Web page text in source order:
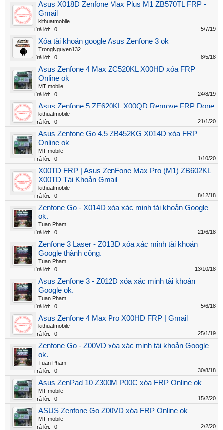
Asus X018D Zenfone Max Plus M1 ZB570TL FRP -
Gmail
kithuatmobile
Trả lời:
0 5/7/19
Xóa tài khoản google Asus Zenfone 3 ok
TrongNguyen132
Trả lời:
0 8/5/18
Asus Zenfone 4 Max ZC520KL X00HD xóa FRP
Online ok
MT mobile
Trả lời:
0 24/8/19
Asus Zenfone 5 ZE620KL X00QD Remove FRP Done
kithuatmobile
Trả lời:
0 21/1/20
Asus Zenfone Go 4.5 ZB452KG X014D xóa FRP
Online ok
MT mobile
Trả lời:
0 1/10/20
X00TD FRP | Asus ZenFone Max Pro (M1) ZB602KL
X00TD Tài Khoản Gmail
kithuatmobile
Trả lời:
0 8/12/18
Zenfone Go - X014D xóa xác minh tài khoản Google
ok.
Tuan Pham
Trả lời:
0 21/6/18
Zenfone 3 Laser - Z01BD xóa xác minh tài khoản
Google thành công.
Tuan Pham
Trả lời:
0 13/10/18
Asus Zenfone 3 - Z012D xóa xác minh tài khoản
Google ok.
Tuan Pham
Trả lời:
0 5/6/18
Asus Zenfone 4 Max Pro X00HD FRP | Gmail
kithuatmobile
Trả lời:
0 25/1/19
Zenfone Go - Z00VD xóa xác minh tài khoản Google
ok.
Tuan Pham
Trả lời:
0 30/8/18
Asus ZenPad 10 Z300M P00C xóa FRP Online ok
MT mobile
Trả lời:
0 15/2/20
ASUS Zenfone Go Z00VD xóa FRP Online ok
MT mobile
Trả lời:
0 2/2/20